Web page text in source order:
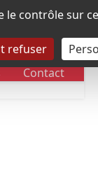
le contrôle sur
refuser
Contact